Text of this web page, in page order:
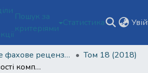
Пошук за
критеріями
Статистика
Наукове фахове рецензоване видання відкритого доступу "Теорія та практика судової експертизи і криміналістики"
Том 18 (2018)
Сучасні можливості комплексного дослідження пошкоджень матеріалів волокнистої структури